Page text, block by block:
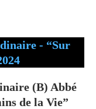
(B) Abbé
de la Vie”